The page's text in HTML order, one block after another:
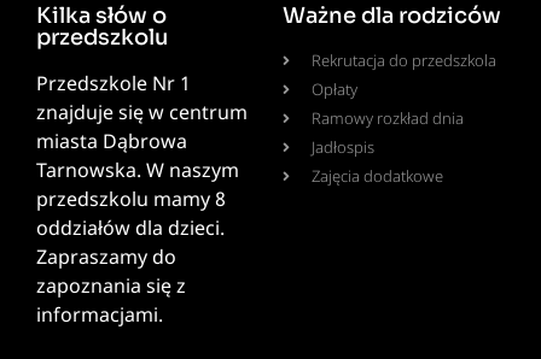
Kilka słów o
przedszkolu
Przedszkole Nr 1
znajduje się w centrum
miasta Dąbrowa
Tarnowska. W naszym
przedszkolu mamy 8
oddziałów dla dzieci.
Zapraszamy do
zapoznania się z
informacjami.
Ważne dla rodziców
Rekrutacja do przedszkola
Opłaty
Ramowy rozkład dnia
Jadłospis
Zajęcia dodatkowe